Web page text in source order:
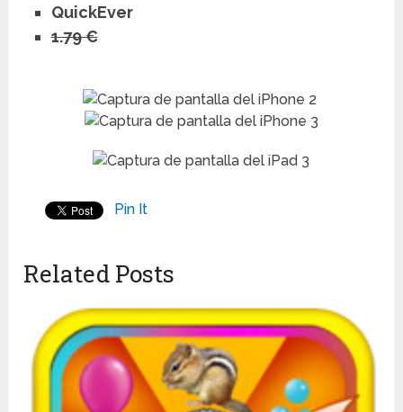
QuickEver
1.79 €
Pin It
Related Posts